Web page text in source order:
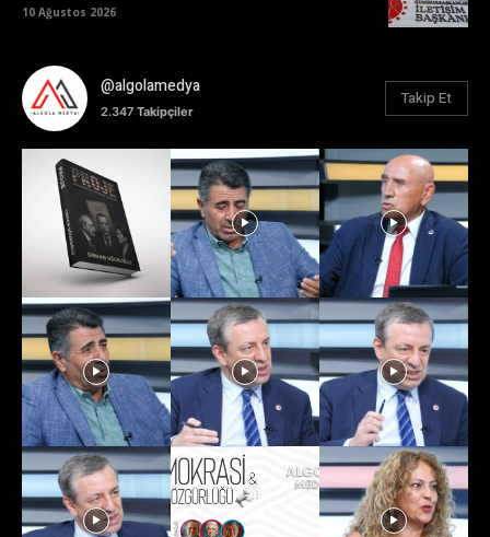
10 Ağustos 2026
@algolamedya
2.347 Takipçiler
Takip Et